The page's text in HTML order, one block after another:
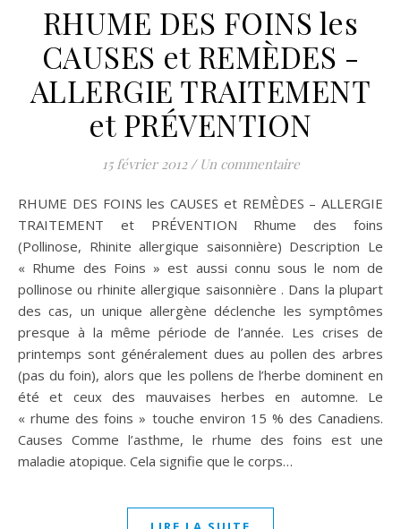
RHUME DES FOINS les
CAUSES et REMÈDES -
ALLERGIE TRAITEMENT
et PRÉVENTION
15 février 2012 / Un commentaire
RHUME DES FOINS les CAUSES et REMÈDES – ALLERGIE
TRAITEMENT et PRÉVENTION Rhume des foins
(Pollinose, Rhinite allergique saisonnière) Description Le
« Rhume des Foins » est aussi connu sous le nom de
pollinose ou rhinite allergique saisonnière . Dans la plupart
des cas, un unique allergène déclenche les symptômes
presque à la même période de l’année. Les crises de
printemps sont généralement dues au pollen des arbres
(pas du foin), alors que les pollens de l’herbe dominent en
été et ceux des mauvaises herbes en automne. Le
« rhume des foins » touche environ 15 % des Canadiens.
Causes Comme l’asthme, le rhume des foins est une
maladie atopique. Cela signifie que le corps…